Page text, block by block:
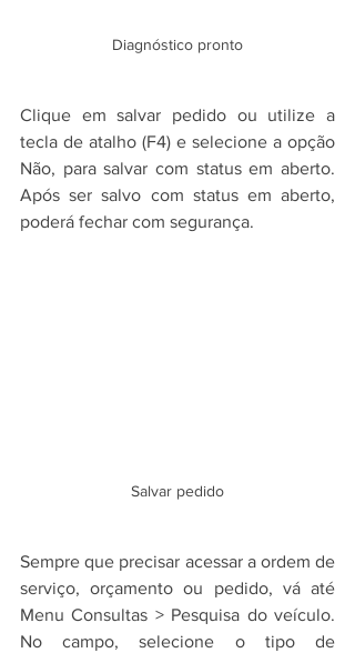
Diagnóstico pronto
Clique em salvar pedido ou utilize a
tecla de atalho (F4) e selecione a opção
Não, para salvar com status em aberto.
Após ser salvo com status em aberto,
poderá fechar com segurança.
Salvar pedido
Sempre que precisar acessar a ordem de
serviço, orçamento ou pedido, vá até
Menu Consultas > Pesquisa do veículo.
No campo, selecione o tipo de